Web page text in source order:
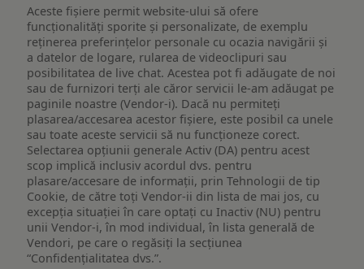
Aceste fișiere permit website-ului să ofere
funcționalități sporite și personalizate, de exemplu
reţinerea preferinţelor personale cu ocazia navigării și
a datelor de logare, rularea de videoclipuri sau
posibilitatea de live chat. Acestea pot fi adăugate de noi
sau de furnizori terți ale căror servicii le-am adăugat pe
paginile noastre (Vendor-i). Dacă nu permiteți
plasarea/accesarea acestor fișiere, este posibil ca unele
sau toate aceste servicii să nu funcționeze corect.
Selectarea opțiunii generale Activ (DA) pentru acest
scop implică inclusiv acordul dvs. pentru
plasare/accesare de informații, prin Tehnologii de tip
Cookie, de către toți Vendor-ii din lista de mai jos, cu
excepția situației în care optați cu Inactiv (NU) pentru
unii Vendor-i, în mod individual, în lista generală de
Vendori, pe care o regăsiți la secțiunea
“Confidențialitatea dvs.”.